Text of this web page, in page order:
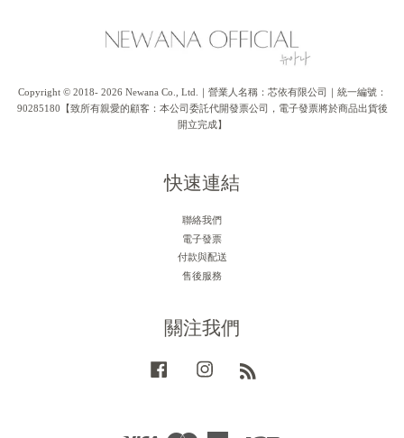
Copyright © 2018- 2026 Newana Co., Ltd.｜營業人名稱：芯依有限公司｜統一編號：
90285180【致所有親愛的顧客：本公司委託代開發票公司，電子發票將於商品出貨後
開立完成】
快速連結
聯絡我們
電子發票
付款與配送
售後服務
關注我們
Facebook Instagram